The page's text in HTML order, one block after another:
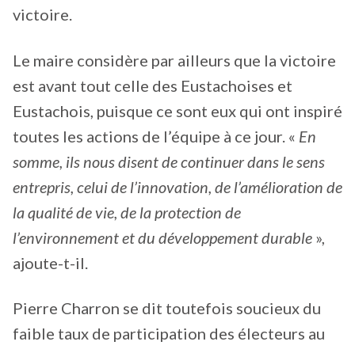
victoire.
Le maire considère par ailleurs que la victoire
est avant tout celle des Eustachoises et
Eustachois, puisque ce sont eux qui ont inspiré
toutes les actions de l’équipe à ce jour. « En
somme, ils nous disent de continuer dans le sens
entrepris, celui de l’innovation, de l’amélioration de
la qualité de vie, de la protection de
l’environnement et du développement durable »,
ajoute-t-il.
Pierre Charron se dit toutefois soucieux du
faible taux de participation des électeurs au